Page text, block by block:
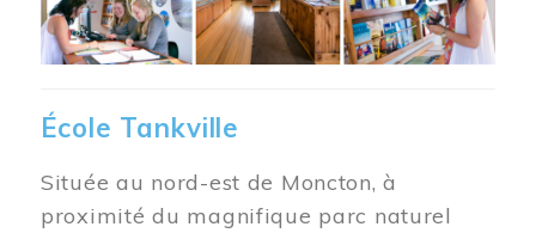
École Tankville
Située au nord-est de Moncton, à
proximité du magnifique parc naturel